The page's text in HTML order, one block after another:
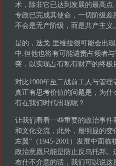
术，除非它已达到发展的最高
专政已完成其使命，一切阶级
不会是无产阶级，而是共产主义
是的，迭戈·里维拉很可能会出
中.但他也将有可能谴责占领者
突，以实现占有私有财产的终极
对比1900年至二战前工人与管
真正有思考价值的问题是，为什
有在我们时代出现呢？
让我们看看一些重要的政治事
和文化交流，此外，最明显的变
左翼”（1945-2001）发展中面
政治意愿只能是防止反乌托邦。
布什不介意的话，我们可以说这